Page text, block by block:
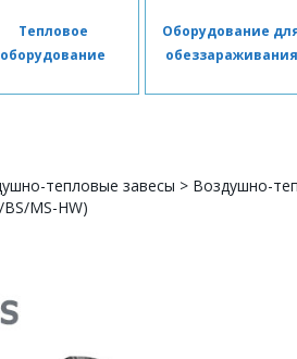
Тепловое
оборудование
Оборудование
обеззараживания
тепловые завесы > Воздушно-
MS-HW)